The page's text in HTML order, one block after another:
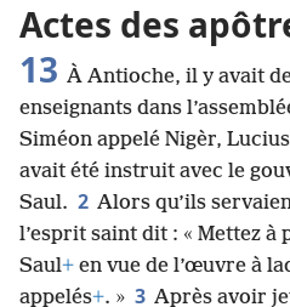
Actes des
13 À Antioche, il y avait
enseignants dans
Siméon appelé Nigèr,
avait été instruit avec le
Saul. 2 Alors qu’ils
l’esprit saint dit : « Mettez
Saul+ en vue de l’œuvre à
appelés+. » 3 Après avoir